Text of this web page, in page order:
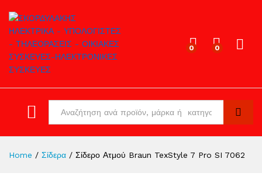
0 0
Search
Home / Σίδερα / Σίδερο Ατμού Braun TexStyle 7 Pro SI 7062